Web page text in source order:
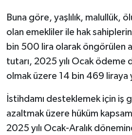
Buna göre, yaşlılık, malullük,
olan emekliler ile hak
bin 500 lira olarak öngörülen
tutarı, 2025 yılı Ocak
olmak üzere 14 bin 469 liraya
İstihdamı desteklemek için iş
azaltmak üzere hüküm
2025 yılı Ocak-Aralık